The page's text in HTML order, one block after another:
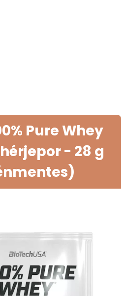
Pure Whey
- 28 g